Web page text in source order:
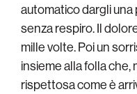
automatico dargli
senza respiro. Il
mille volte. Poi un
insieme alla folla che,
rispettosa come è